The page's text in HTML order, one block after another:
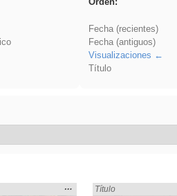
Fecha (recientes)
Fecha (antiguos)
Visualizaciones
Título
Mostrar
… Encontrado «rezo» en:
Título